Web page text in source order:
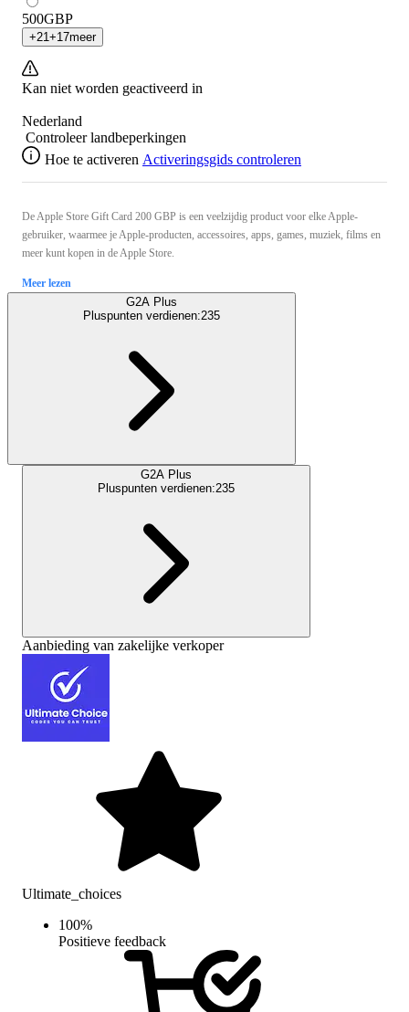
500GBP
+21 +17meer
Kan niet worden geactiveerd in
Nederland
Controleer landbeperkingen
Hoe te activeren Activeringsgids controleren
De Apple Store Gift Card 200 GBP is een veelzijdig product voor elke Apple-
gebruiker, waarmee je Apple-producten, accessoires, apps, games, muziek, films en
meer kunt kopen in de Apple Store.
Meer lezen
G2A Plus
Pluspunten verdienen:235
G2A Plus
Pluspunten verdienen:235
Aanbieding van zakelijke verkoper
Ultimate_choices
100%
Positieve feedback